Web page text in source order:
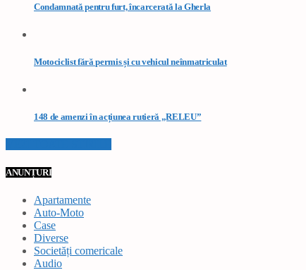
Condamnată pentru furt, încarcerată la Gherla
Motociclist fără permis și cu vehicul neînmatriculat
148 de amenzi în acțiunea rutieră „RELEU”
ANUNȚURI
Apartamente
Auto-Moto
Case
Diverse
Societăți comericale
Audio